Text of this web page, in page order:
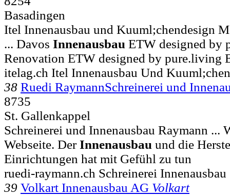
Basadingen
Itel Innenausbau und Kuuml;chendesign
... Davos Innenausbau ETW designed by
Renovation ETW designed by pure.living
itelag.ch Itel Innenausbau Und
38 Ruedi RaymannSchreinerei und
8735
St. Gallenkappel
Schreinerei und Innenausbau Raymann ...
Webseite. DerInnenausbau und die
Einrichtungen hat mit Gefühl zu tun
ruedi-raymann.ch Schreinerei
39 Volkart Innenausbau AG Volkart